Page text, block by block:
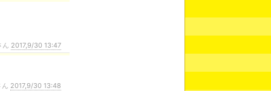
2017,9/30 13:47
2017,9/30 13:48